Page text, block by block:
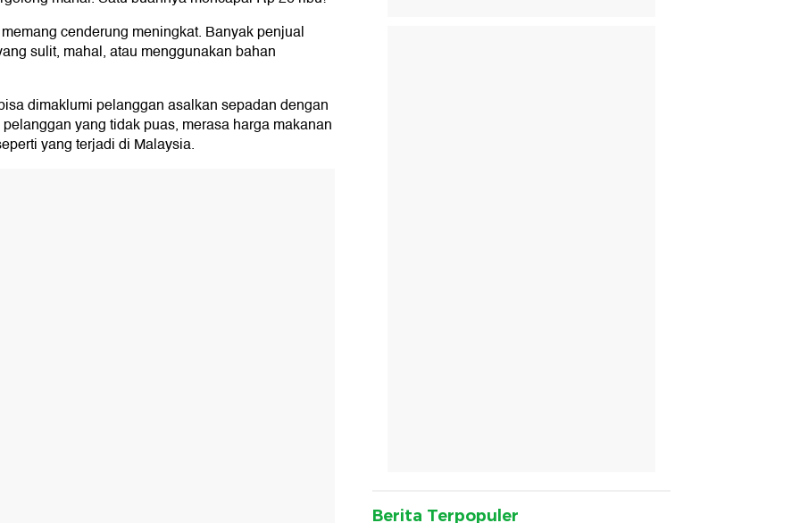
cenderung meningkat. Banyak penjual
sulit, mahal, atau menggunakan bahan
dimaklumi pelanggan asalkan sepadan dengan
yang tidak puas, merasa harga makanan
yang terjadi di Malaysia.
Berita Terpopuler